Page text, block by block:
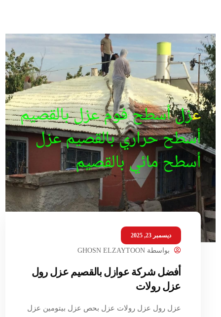
ديسمبر 23, 2025
بواسطةGHOSN ELZAYTOON
أفضل شركة عوازل بالقصيم عزل رول
عزل رولات
عزل رول عزل رولات عزل بحص عزل بيتومين عزل